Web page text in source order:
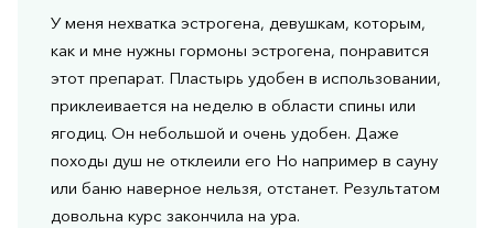
У меня нехватка эстрогена, девушкам, которым,
как и мне нужны гормоны эстрогена, понравится
этот препарат. Пластырь удобен в использовании,
приклеивается на неделю в области спины или
ягодиц. Он небольшой и очень удобен. Даже
походы душ не отклеили его Но например в сауну
или баню наверное нельзя, отстанет. Результатом
довольна курс закончила на ура.